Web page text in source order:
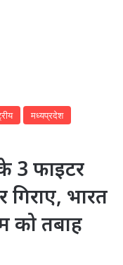
मध्यप्रदेश
3 फाइटर
भारत
को तबाह